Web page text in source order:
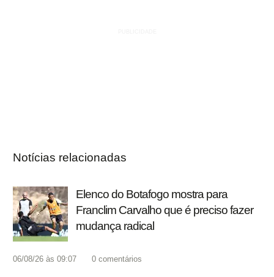
Notícias relacionadas
Elenco do Botafogo mostra para
Franclim Carvalho que é preciso fazer
mudança radical
06/08/26 às 09:07 0 comentários